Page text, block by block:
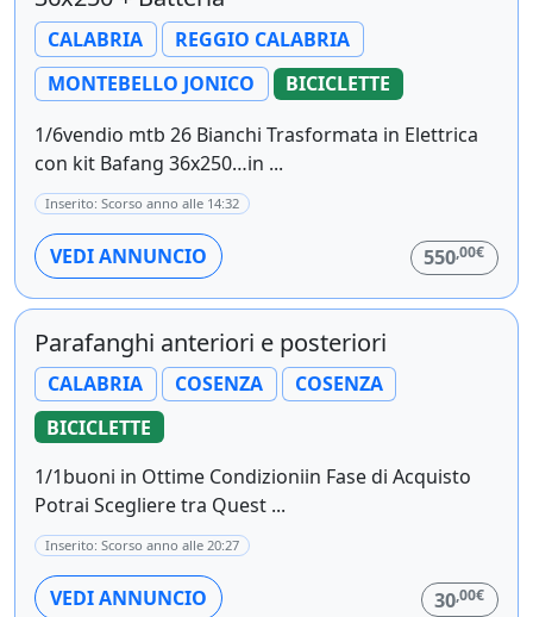
CALABRIA
REGGIO CALABRIA
MONTEBELLO JONICO
BICICLETTE
1/6vendio mtb 26 Bianchi Trasformata in Elettrica
con kit Bafang 36x250…in ...
Inserito: Scorso anno alle 14:32
VEDI ANNUNCIO 550,00€
Parafanghi anteriori e posteriori
CALABRIA COSENZA
COSENZA
BICICLETTE
1/1buoni in Ottime Condizioniin Fase di Acquisto
Potrai Scegliere tra Quest ...
Inserito: Scorso anno alle 20:27
VEDI ANNUNCIO 30,00€